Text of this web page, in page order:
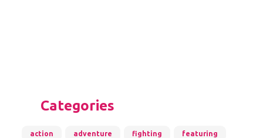
Categories
action adventure fighting featuring